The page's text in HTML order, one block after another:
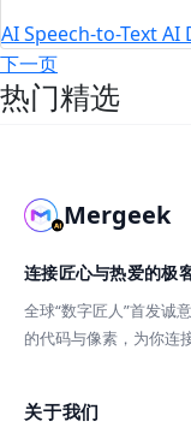
AISpeech-to-TextAI
下一页
热门精选
Mergeek
连接匠心与热爱的极
全球“数字匠人”首发诚
的代码与像素，为你连
关于我们